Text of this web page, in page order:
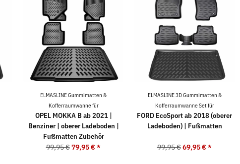
ELMASLINE Gummimatten &
Kofferraumwanne für
OPEL MOKKA B ab 2021 |
Benziner | oberer Ladeboden |
Fußmatten Zubehör
99,95 € 79,95 €*
ELMASLINE 3D Gummimatten &
Kofferraumwanne Set für
FORD EcoSport ab 2018 (oberer
Ladeboden) | Fußmatten
99,95 € 69,95 €*